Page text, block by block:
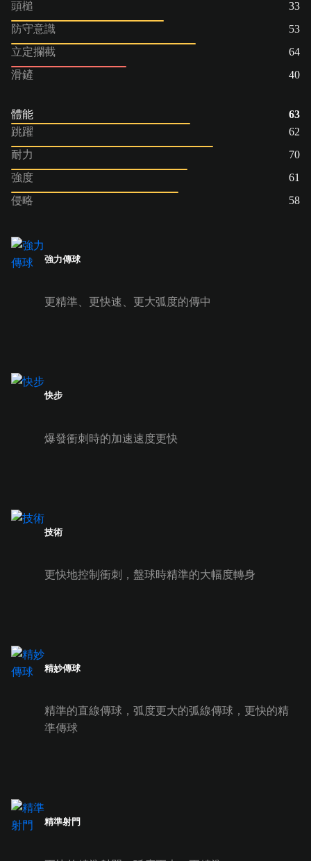
頭槌
33
防守意識
53
立定攔截
64
滑鏟
40
體能
63
跳躍
62
耐力
70
強度
61
侵略
58
強力傳球
更精準、更快速、更大弧度的傳中
快步
爆發衝刺時的加速速度更快
技術
更快地控制衝刺，盤球時精準的大幅度轉身
精妙傳球
精準的直線傳球，弧度更大的弧線傳球，更快的精
準傳球
精準射門